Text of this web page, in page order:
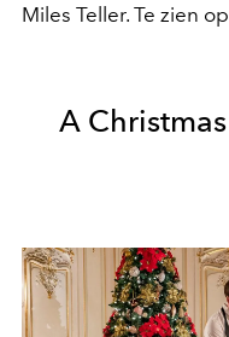
Miles Teller. Te zien
A